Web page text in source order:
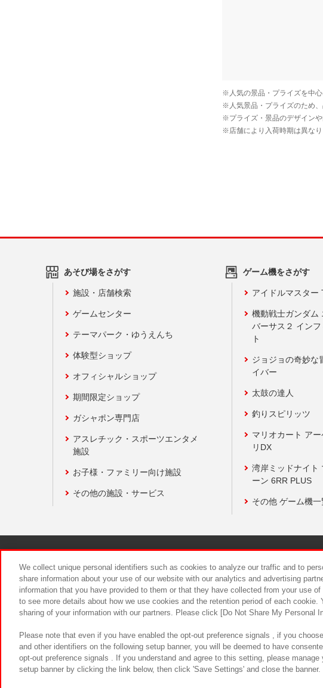
あそび場をさがす
施設・店舗検索
ゲームセンター
テーマパーク・ゆうえんち
体験型ショップ
オフィシャルショップ
期間限定ショップ
ガシャポン専門店
アスレチック・スポーツエンタメ
施設
お子様・ファミリー向け施設
その他の施設・サービス
ゲーム機をさがす
アイドルマスター
機動戦士ガンダム
バーサス２ イン
ト
ジョジョの奇妙な
イバー
太鼓の達人
釣りスピリッツ
マリオカート ア
リDX
湾岸ミッドナイト
ーン 6RR PLUS
その他 ゲーム機一
食品のご提供について
We collect unique personal identifiers such as cookies to analyze our traffic and to
share information about your use of our website with our analytics and advertising
information that you have provided to them or that they have collected from your use
to see more details about how we use cookies and the retention period of each cookie.
sharing of your information with our partners. Please click [Do Not Share My Personal
Please note that even if you have enabled the opt-out preference signals , if you
and other identifiers on the following setup banner, you will be deemed to have
opt-out preference signals . If you understand and agree to this setting, please
setup banner by clicking the link below, then click 'Save Settings' and close the banner.